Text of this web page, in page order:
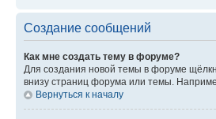
Создание сообщений
Как мне создать тему в форуме?
Для создания новой темы в форуме
внизу страниц форума или темы.
Вернуться к началу